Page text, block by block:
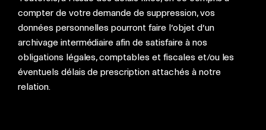
compter de votre demande de suppression, vos
données personnelles pourront faire l’objet d’un
archivage intermédiaire afin de satisfaire à nos
obligations légales, comptables et fiscales et/ou les
éventuels délais de prescription attachés à notre
relation.